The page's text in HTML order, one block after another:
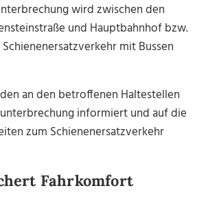
wird zwischen den
und Hauptbahnhof bzw.
mit Bussen
an den betroffenen Haltestellen
informiert und auf die
zum Schienenersatzverkehr
Fahrkomfort